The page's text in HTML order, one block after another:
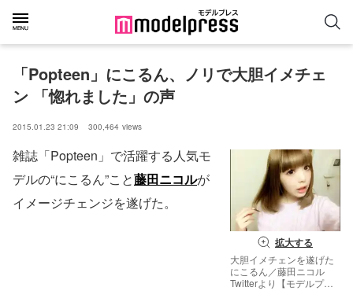
「Popteen」にこるん、ノリで大胆イメチェ
ン 「惚れました」の声
2015.01.23 21:09 300,464 views
拡大する
大胆イメチェンを遂げた
にこるん／藤田ニコル
Twitterより【モデルプレ
雑誌「Popteen」で活躍する人気モ
デルの“にこるん”こと藤田ニコルが
イメージチェンジを遂げた。